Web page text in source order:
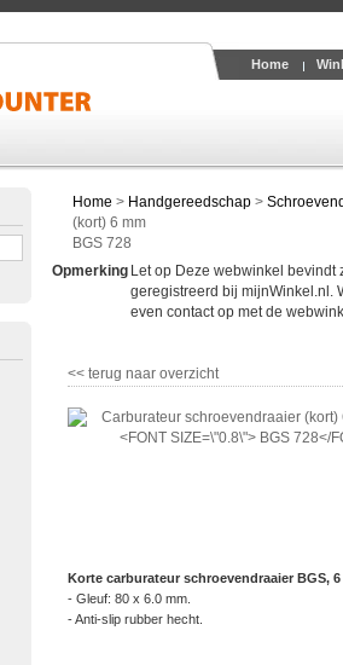
Home
Home > Handgereedschap >
(kort) 6 mm
BGS 728
Opmerking Let op Deze webwinkel
geregistreerd bij mijnWinkel.nl.
even contact op met de
<< terug naar overzicht
Korte carburateur schroevendraaier BGS,
- Gleuf: 80 x 6.0 mm.
- Anti-slip rubber hecht.